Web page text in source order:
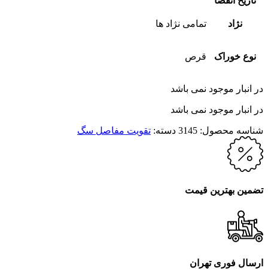
نژاد تمامی نژاد ها
نوع خوراک قرص
در انبار موجود نمی باشد
در انبار موجود نمی باشد
شناسه محصول: 3145 دسته: تقویت مفاصل سگ
تضمین بهترین قیمت
ارسال فوری تهران